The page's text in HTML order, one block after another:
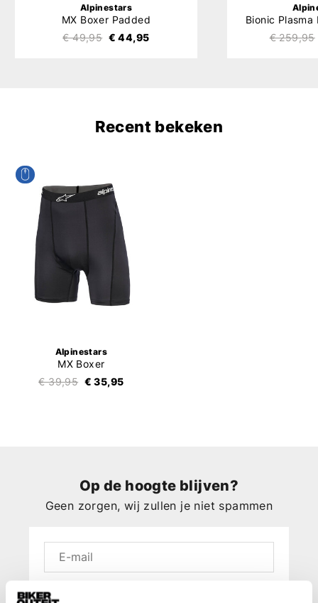
Alpinestars
MX Boxer Padded
€ 49,95 € 44,95 € 259,95
Recent bekeken
Alpinestars
MX Boxer
€ 39,95 € 35,95
Op de hoogte blijven?
Geen zorgen, wij zullen je niet spammen